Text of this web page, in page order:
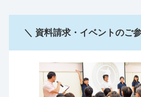
＼ 資料請求・イベントのご